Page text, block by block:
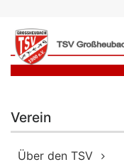
Verein
Über den TSV